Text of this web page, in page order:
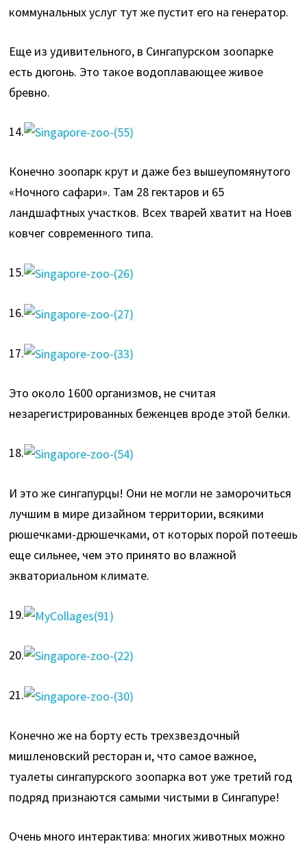
коммунальных услуг тут же пустит его на генератор.
Еще из удивительного, в Сингапурском зоопарке
есть дюгонь. Это такое водоплавающее живое
бревно.
14.
Конечно зоопарк крут и даже без вышеупомянутого
«Ночного сафари». Там 28 гектаров и 65
ландшафтных участков. Всех тварей хватит на Ноев
ковчег современного типа.
15.
16.
17.
Это около 1600 организмов, не считая
незарегистрированных беженцев вроде этой белки.
18.
И это же сингапурцы! Они не могли не заморочиться
лучшим в мире дизайном территории, всякими
рюшечками-дрюшечками, от которых порой потеешь
еще сильнее, чем это принято во влажной
экваториальном климате.
19.
20.
21.
Конечно же на борту есть трехзвездочный
мишленовский ресторан и, что самое важное,
туалеты сингапурского зоопарка вот уже третий год
подряд признаются самыми чистыми в Сингапуре!
Очень много интерактива: многих животных можно